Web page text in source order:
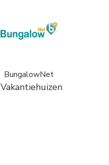
BungalowNet
Vakantiehuizen